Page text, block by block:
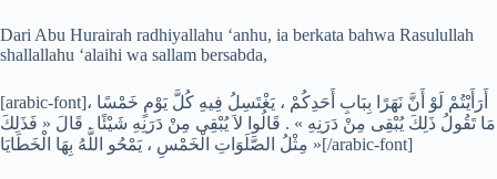
Dari Abu Hurairah radhiyallahu ‘anhu, ia berkata bahwa Rasulullah
shallallahu ‘alaihi wa sallam bersabda,
[arabic-font]أَرَأَيْتُمْ لَوْ أَنَّ نَهَرًا بِبَابِ أَحَدِكُمْ ، يَغْتَسِلُ فِيهِ كُلَّ يَوْمٍ خَمْسًا ،
مَا تَقُولُ ذَلِكَ يُبْقِى مِنْ دَرَنِهِ » . قَالُوا لاَ يُبْقِى مِنْ دَرَنِهِ شَيْئًا . قَالَ « فَذَلِكَ
مِثْلُ الصَّلَوَاتِ الْخَمْسِ ، يَمْحُو اللَّهُ بِهَا الْخَطَايَا »[/arabic-font]